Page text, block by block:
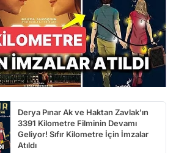
Derya Pınar Ak ve Haktan Zavlak'ın
3391 Kilometre Filminin Devamı
Geliyor! Sıfır Kilometre İçin İmzalar
Atıldı